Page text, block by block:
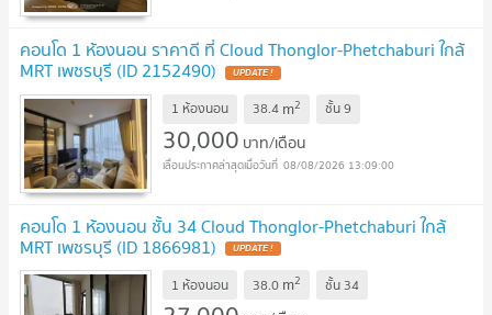
คอนโด 1 ห้องนอน ราคาดี ที่ Cloud Thonglor-Phetchaburi ใกล้
MRT เพชรบุรี (ID 2152490)
1 ห้องนอน 38.4 m2 ชั้น9
30,000 บาท/เดือน
08/08/2026 13:09:00
คอนโด 1 ห้องนอน ชั้น 34 Cloud Thonglor-Phetchaburi ใกล้
MRT เพชรบุรี (ID 1866981)
1 ห้องนอน 38.0 m2 ชั้น 34